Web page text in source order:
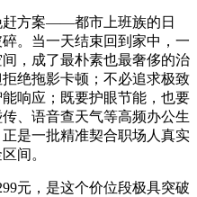
赶方案——都市上班族的日
。当一天结束回到家中，一
，成了最朴素也最奢侈的治
绝拖影卡顿；不必追求极致
响应；既要护眼节能，也要
、语音查天气等高频办公生
是一批精准契合职场人真实
间。
元，是这个价位段极具突破